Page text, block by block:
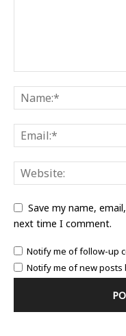
Save my name,
next time I comment.
Notify me of follow-up
Notify me of new posts